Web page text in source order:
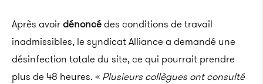
Après avoirdénoncédes conditions de travail
inadmissibles, le syndicat Alliance a demandé une
désinfection totale du site, ce qui pourrait prendre
plus de 48 heures. « Plusieurs collègues ont consulté